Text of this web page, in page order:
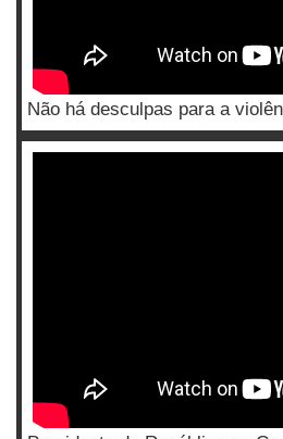
Não há desculpas para a